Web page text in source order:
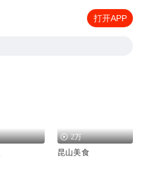
打开APP
2万
昆山美食